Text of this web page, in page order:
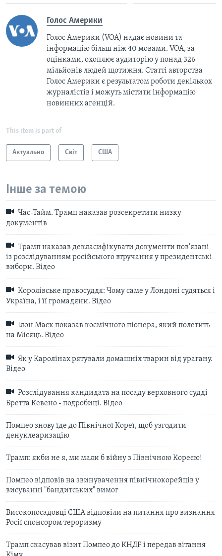
Голос Америки
Голос Америки (VOA) надає новини та
інформацію більш ніж 40 мовами. VOA, за
оцінками, охоплює аудиторію у понад 326
мільйонів людей щотижня. Статті авторства
Голос Америки є результатом роботи декількох
журналістів і можуть містити інформацію
новинних агенцій.
This item is part of
Актуально Світ США
Інше за темою
Час-Тайм. Трамп наказав розсекретити низку
документів
Трамп наказав декласифікувати документи пов’язанi
із розслідуванням російського втручання у президентські
вибори. Відео
Королівське правосуддя: Чому саме у Лондоні судяться і
Україна, і її громадяни. Відео
Ілон Маск показав космічного піонера, який полетить
на Місяць. Відео
Як у Каролінах рятували домашніх тварин від урагану.
Відео
Розслідування кандидата на посаду верховного судді
Бретта Кевено - подробиці. Відео
Помпео знову їде до Північної Кореї, щоб узгодити
денуклеаризацію
Трамп: якби не я, ми мали б війну з Північною Кореєю!
Помпео відповів на звинувачення північнокорейців у
висуванні "бандитських" вимог
Високопосадовці США відповіли на питання про визнання
Росії спонсором тероризму
Трамп скасував візит Помпео до КНДР і передав вітання